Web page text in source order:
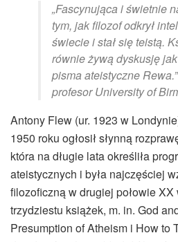
„Fascynująca i świetnie
tym, jak filozof odkrył
świecie i stał się teistą.
równie żywą dyskusję
pisma ateistyczne
profesor University of
Antony Flew (ur. 1923 w
1950 roku ogłosił słynną
która na długie lata określiła
ateistycznych i była najczęściej
filozoficzną w drugiej połowie
trzydziestu książek, m. in. God
Presumption of Atheism i How to